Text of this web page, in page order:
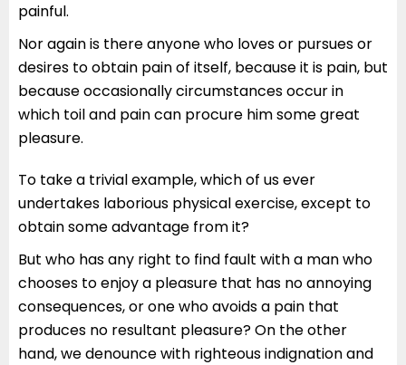
painful.
Nor again is there anyone who loves or pursues or
desires to obtain pain of itself, because it is pain, but
because occasionally circumstances occur in
which toil and pain can procure him some great
pleasure.
To take a trivial example, which of us ever
undertakes laborious physical exercise, except to
obtain some advantage from it?
But who has any right to find fault with a man who
chooses to enjoy a pleasure that has no annoying
consequences, or one who avoids a pain that
produces no resultant pleasure? On the other
hand, we denounce with righteous indignation and